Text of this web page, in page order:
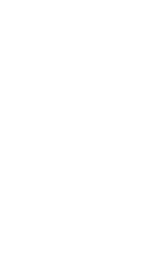
encuentre
los diferentes
en lo social,
y cultural”
los obispos
de las
una renuncia a la
y de hacer
nuevo.
los conflictos
que es el